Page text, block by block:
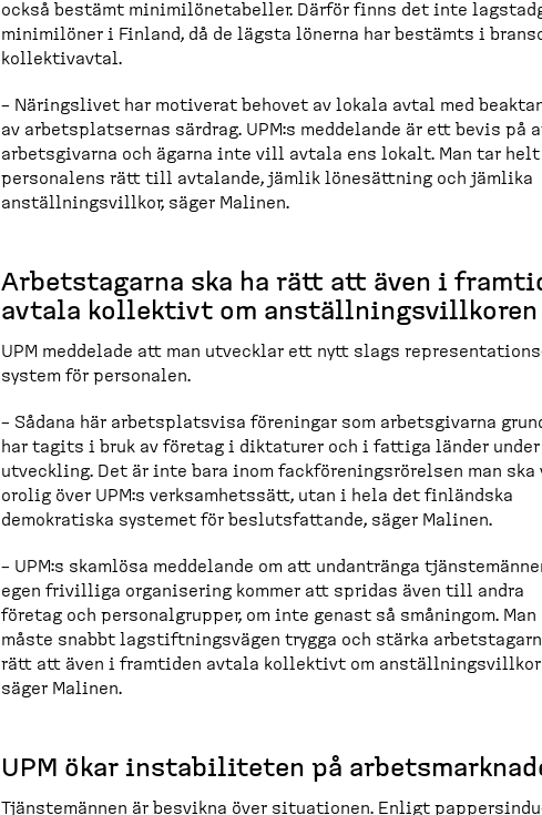
också bestämt minimi­lö­ne­ta­beller. Därför finns det inte
minimilöner i Finland, då de lägsta lönerna har bestämts i
kollek­tivavtal.
– Näringslivet har motiverat behovet av lokala avtal med
av arbets­plat­sernas särdrag. UPM:s meddelande är ett bevis på
arbets­givarna och ägarna inte vill avtala ens lokalt. Man tar
personalens rätt till avtalande, jämlik lönesättning och jämlika
anställ­nings­villkor, säger Malinen.
Arbets­tagarna ska ha rätt att även i
avtala kollektivt om anställ­nings­villkoren
UPM meddelade att man utvecklar ett nytt slags
system för personalen.
– Sådana här arbets­platsvisa föreningar som arbets­givarna
har tagits i bruk av företag i diktaturer och i fattiga länder under
utveckling. Det är inte bara inom fackför­e­nings­rö­relsen man ska
orolig över UPM:s verksam­hetssätt, utan i hela det finländska
demokratiska systemet för besluts­fattande, säger Malinen.
– UPM:s skamlösa meddelande om att undantränga
egen frivilliga organi­sering kommer att spridas även till andra
företag och personal­grupper, om inte genast så småningom. Man
måste snabbt lagstift­ningsvägen trygga och stärka
rätt att även i framtiden avtala kollektivt om
säger Malinen.
UPM ökar instabi­liteten på
Tjänste­männen är besvikna över situationen. Enligt